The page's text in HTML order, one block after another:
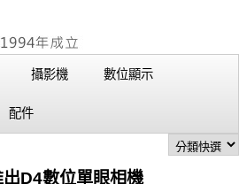
攝影機 數位顯示
配件
D4數位單眼相機